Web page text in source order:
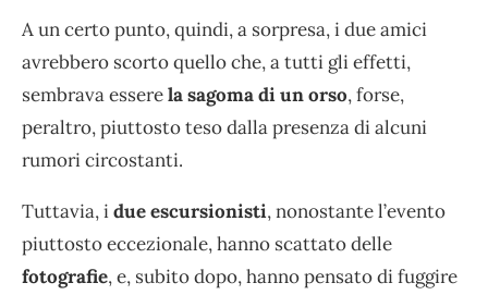
A un certo punto, quindi, a sorpresa, i due amici
avrebbero scorto quello che, a tutti gli effetti,
sembrava esserela sagoma di un orso, forse,
peraltro, piuttosto teso dalla presenza di alcuni
rumori circostanti.
Tuttavia, idue escursionisti, nonostante l’evento
piuttosto eccezionale, hanno scattato delle
fotografie, e, subito dopo, hanno pensato di fuggire